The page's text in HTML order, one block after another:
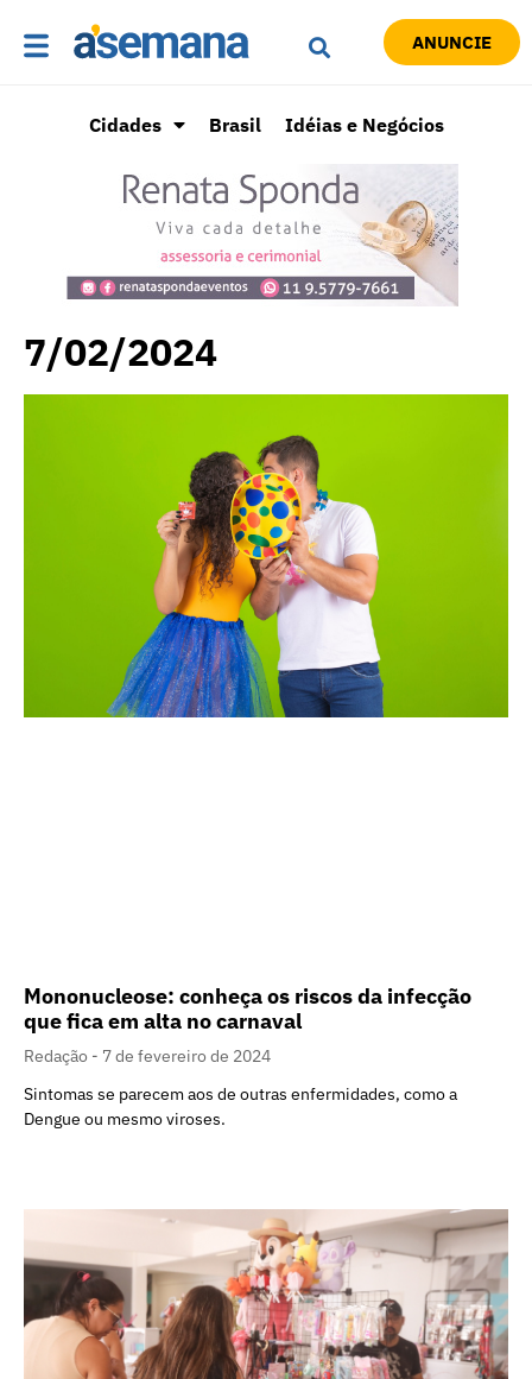
ANUNCIE
Cidades Brasil Idéias e Negócios
7/02/2024
Mononucleose: conheça os riscos da infecção
que fica em alta no carnaval
Redação
7 de fevereiro de 2024
Sintomas se parecem aos de outras enfermidades, como a
Dengue ou mesmo viroses.